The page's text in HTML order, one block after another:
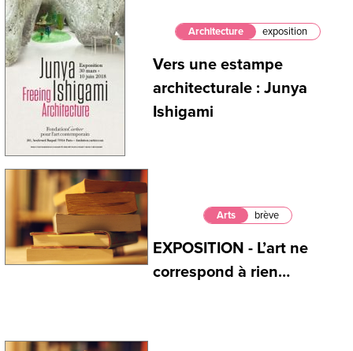
Architecture exposition
Vers une estampe
architecturale : Junya
Ishigami
Arts brève
EXPOSITION - L’art ne
correspond à rien…